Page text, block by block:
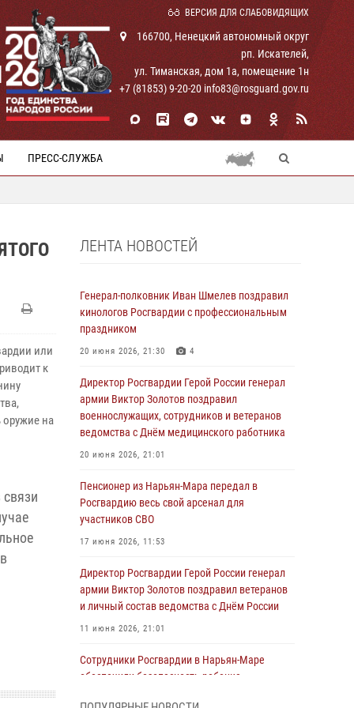
ВЕРСИЯ ДЛЯ СЛАБОВИДЯЩИХ
166700, Ненецкий автономный округ
рп. Искателей,
ул. Тиманская, дом 1а, помещение 1н
+7 (81853) 9-20-20 info83@rosguard.gov.ru
ПРЕСС-СЛУЖБА
или
к
оружие на
ЛЕНТА НОВОСТЕЙ
Генерал-полковник Иван Шмелев поздравил
кинологов Росгвардии с профессиональным
праздником
20 июня 2026, 21:30 4
Директор Росгвардии Герой России генерал
армии Виктор Золотов поздравил
военнослужащих, сотрудников и ветеранов
ведомства с Днём медицинского работника
20 июня 2026, 21:01
Пенсионер из Нарьян-Мара передал в
Росгвардию весь свой арсенал для
участников СВО
17 июня 2026, 11:53
Директор Росгвардии Герой России генерал
армии Виктор Золотов поздравил ветеранов
и личный состав ведомства с Днём России
11 июня 2026, 21:01
Сотрудники Росгвардии в Нарьян-Маре
обеспечили безопасность ребенка,